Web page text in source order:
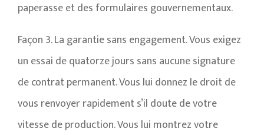
paperasse et des formulaires gouvernementaux.
Façon 3. La garantie sans engagement. Vous exigez
un essai de quatorze jours sans aucune signature
de contrat permanent. Vous lui donnez le droit de
vous renvoyer rapidement s’il doute de votre
vitesse de production. Vous lui montrez votre